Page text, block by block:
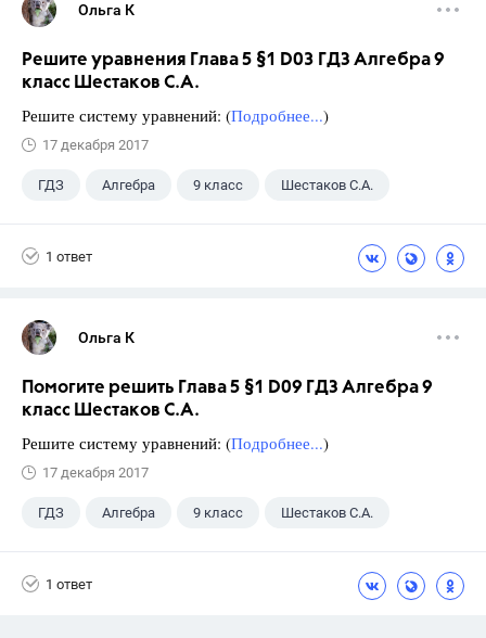
Ольга К
Решите уравнения Глава 5 §1 D03 ГДЗ Алгебра 9
класс Шестаков С.А.
Решите систему уравнений: (Подробнее...)
17 декабря 2017
ГДЗ Алгебра 9 класс Шестаков С.А.
1 ответ
Ольга К
Помогите решить Глава 5 §1 D09 ГДЗ Алгебра 9
класс Шестаков С.А.
Решите систему уравнений: (Подробнее...)
17 декабря 2017
ГДЗ Алгебра 9 класс Шестаков С.А.
1 ответ